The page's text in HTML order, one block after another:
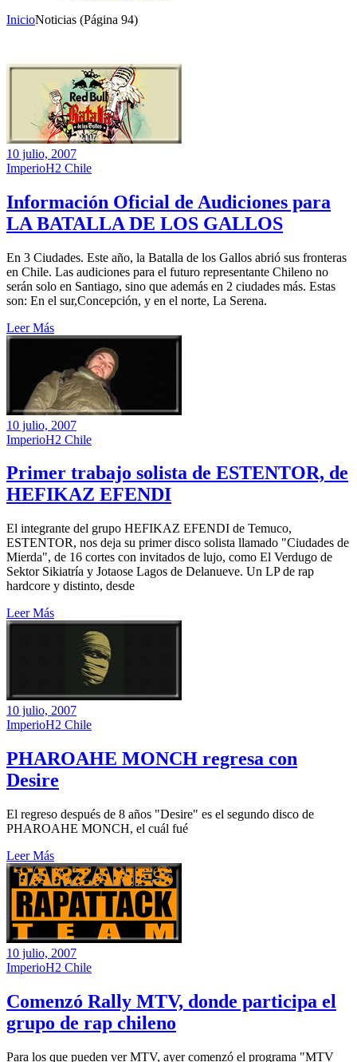
InicioNoticias (Página 94)
10 julio, 2007
ImperioH2 Chile
Información Oficial de Audiciones para
LA BATALLA DE LOS GALLOS
En 3 Ciudades. Este año, la Batalla de los Gallos abrió sus fronteras
en Chile. Las audiciones para el futuro representante Chileno no
serán solo en Santiago, sino que además en 2 ciudades más. Estas
son: En el sur,Concepción, y en el norte, La Serena.
Leer Más
10 julio, 2007
ImperioH2 Chile
Primer trabajo solista de ESTENTOR, de
HEFIKAZ EFENDI
El integrante del grupo HEFIKAZ EFENDI de Temuco,
ESTENTOR, nos deja su primer disco solista llamado "Ciudades de
Mierda", de 16 cortes con invitados de lujo, como El Verdugo de
Sektor Sikiatría y Jotaose Lagos de Delanueve. Un LP de rap
hardcore y distinto, desde
Leer Más
10 julio, 2007
ImperioH2 Chile
PHAROAHE MONCH regresa con
Desire
El regreso después de 8 años "Desire" es el segundo disco de
PHAROAHE MONCH, el cuál fué
Leer Más
10 julio, 2007
ImperioH2 Chile
Comenzó Rally MTV, donde participa el
grupo de rap chileno
Para los que pueden ver MTV, ayer comenzó el programa "MTV